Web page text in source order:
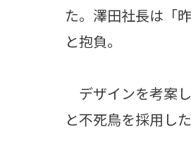
た。澤田社長は「
と抱負。
デザインを考案
と不死鳥を採用し